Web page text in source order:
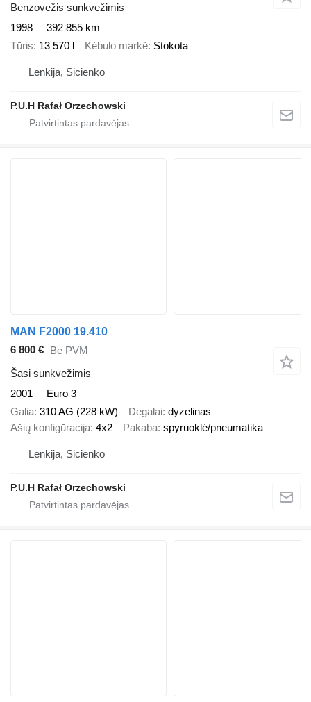
Benzovežis sunkvežimis
1998
392 855 km
Tūris 13 570 l Kėbulo markė Stokota
Lenkija, Sicienko
P.U.H Rafał Orzechowski
MAN F2000 19.410
6 800 € Be PVM
Šasi sunkvežimis
2001
Euro 3
Galia 310 AG (228 kW) Degalai dyzelinas
Ašių konfigūracija 4x2 Pakaba spyruoklė/pneumatika
Lenkija, Sicienko
P.U.H Rafał Orzechowski